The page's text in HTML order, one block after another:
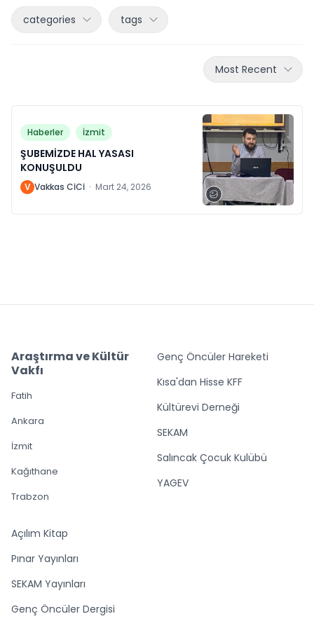
categories tags
Most Recent
Haberler İzmit
ŞUBEMİZDE HAL YASASI
KONUŞULDU
V Vakkas CİCİ · Mart 24, 2026
Araştırma ve Kültür
Vakfı
Fatih
Ankara
İzmit
Kağıthane
Trabzon
Genç Öncüler Hareketi
Kısa'dan Hisse KFF
Kültürevi Derneği
SEKAM
Salıncak Çocuk Kulübü
YAGEV
Açılım Kitap
Pınar Yayınları
SEKAM Yayınları
Genç Öncüler Dergisi